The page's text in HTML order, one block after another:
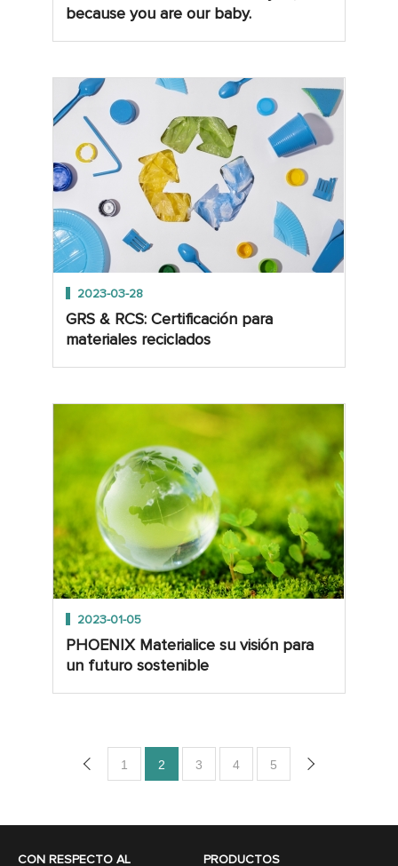
because you are our baby.
2023-03-28
GRS & RCS: Certificación para
materiales reciclados
2023-01-05
PHOENIX Materialice su visión para
un futuro sostenible
1 2 3 4 5
CON RESPECTO AL PRODUCTOS